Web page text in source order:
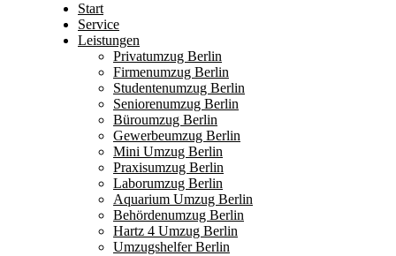
Start
Service
Leistungen
Privatumzug Berlin
Firmenumzug Berlin
Studentenumzug Berlin
Seniorenumzug Berlin
Büroumzug Berlin
Gewerbeumzug Berlin
Mini Umzug Berlin
Praxisumzug Berlin
Laborumzug Berlin
Aquarium Umzug Berlin
Behördenumzug Berlin
Hartz 4 Umzug Berlin
Umzugshelfer Berlin